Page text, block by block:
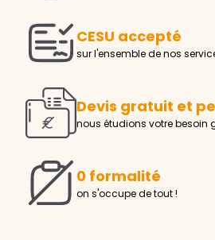
CESU accepté
sur l'ensemble de nos
Devis gratuit et
nous étudions votre besoin
0 formalité
on s'occupe de tout !